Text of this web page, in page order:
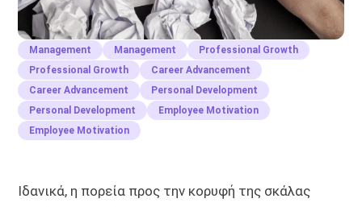
Management Management
Professional Growth
Professional Growth
Career Advancement
Career Advancement
Personal Development
Personal Development
Employee Motivation
Employee Motivation
Ιδανικά, η πορεία προς την κορυφή της σκάλας